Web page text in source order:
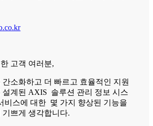
고객 여러분,
소화하고 더 빠르고 효율적인 지원
설계된 AXIS 솔루션 관리 정보 시스
비스에 대한 몇 가지 향상된 기능을
기쁘게 생각합니다.